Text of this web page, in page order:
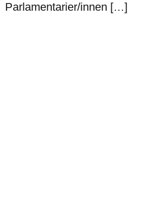
Parlamentarier/innen […]